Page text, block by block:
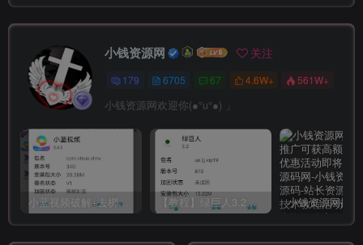
小钱资源网 关注
179 6705 67 4.6W+ 561W+
小钱资源网欢迎你(●°u°●)​ 」
小蓝视频破解+去梆梆加固教程 【教程】绿巨人3.2破解详细教学